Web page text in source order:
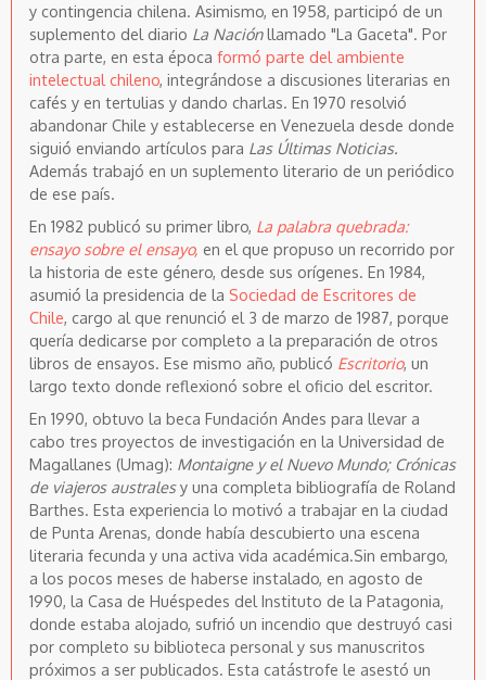
y contingencia chilena. Asimismo, en 1958, participó de un
suplemento del diario La Naciónllamado "La Gaceta". Por
otra parte, en esta época formó parte del ambiente
intelectual chileno, integrándose a discusiones literarias en
cafés y en tertulias y dando charlas. En 1970 resolvió
abandonar Chile y establecerse en Venezuela desde donde
siguió enviando artículos para Las Últimas Noticias.
Además trabajó en un suplemento literario de un periódico
de ese país.
En 1982 publicó su primer libro, La palabra quebrada:
ensayo sobre el ensayo, en el que propuso un recorrido por
la historia de este género, desde sus orígenes. En 1984,
asumió la presidencia de la Sociedad de Escritores de
Chile, cargo al que renunció el 3 de marzo de 1987, porque
quería dedicarse por completo a la preparación de otros
libros de ensayos. Ese mismo año, publicó Escritorio, un
largo texto donde reflexionó sobre el oficio del escritor.
En 1990, obtuvo la beca Fundación Andes para llevar a
cabo tres proyectos de investigación en la Universidad de
Magallanes (Umag): Montaigne y el Nuevo Mundo; Crónicas
de viajeros australesy una completa bibliografía de Roland
Barthes. Esta experiencia lo motivó a trabajar en la ciudad
de Punta Arenas, donde había descubierto una escena
literaria fecunda y una activa vida académica.Sin embargo,
a los pocos meses de haberse instalado, en agosto de
1990, la Casa de Huéspedes del Instituto de la Patagonia,
donde estaba alojado, sufrió un incendio que destruyó casi
por completo su biblioteca personal y sus manuscritos
próximos a ser publicados. Esta catástrofe le asestó un